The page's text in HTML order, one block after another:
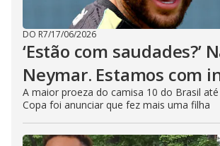
DO R7/17/06/2026
‘Estão com saudades?’
Neymar. Estamos com
A maior proeza do camisa 10 do Brasil
Copa foi anunciar que fez mais uma filha